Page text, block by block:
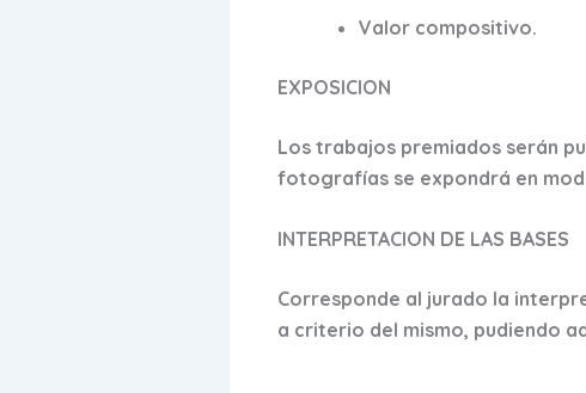
Valor compositivo.
EXPOSICION
Los trabajos premiados serán
fotografías se expondrá en
INTERPRETACION DE LAS BASES
Corresponde al jurado la
a criterio del mismo, pudiendo